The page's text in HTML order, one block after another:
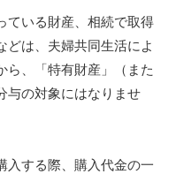
いる財産、相続で取得
どは、夫婦共同生活によ
ら、「特有財産」（また
与の対象にはなりませ
する際、購入代金の一